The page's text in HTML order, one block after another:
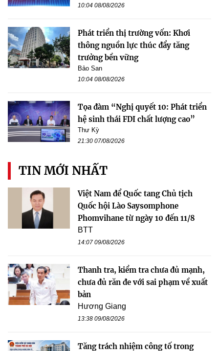
10:04 08/08/2026
Phát triển thị trường vốn: Khơi
thông nguồn lực thúc đẩy tăng
trưởng bền vững
Bảo San
10:04 08/08/2026
Tọa đàm “Nghị quyết 10: Phát triển
hệ sinh thái FDI chất lượng cao”
Thư Kỳ
21:30 07/08/2026
TIN MỚI NHẤT
Việt Nam để Quốc tang Chủ tịch
Quốc hội Lào Saysomphone
Phomvihane từ ngày 10 đến 11/8
BTT
14:07 09/08/2026
Thanh tra, kiểm tra chưa đủ mạnh,
chưa đủ răn đe với sai phạm về xuất
bản
Hương Giang
13:38 09/08/2026
Tăng trách nhiệm công tố trong